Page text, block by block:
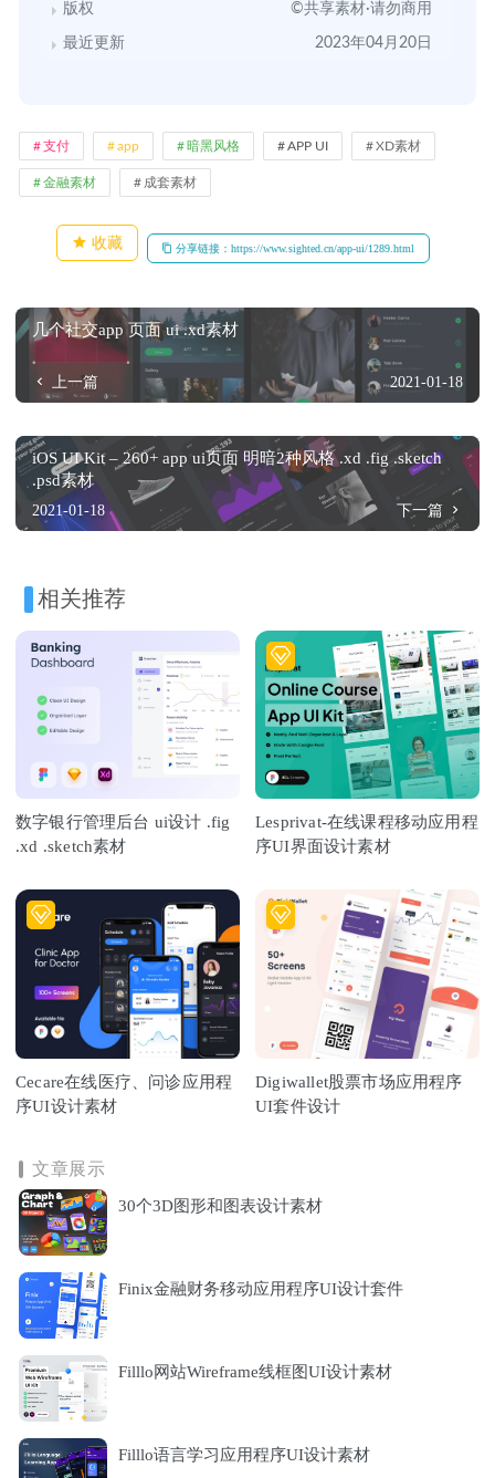
版权 ©共享素材·请勿商用
最近更新 2023年04月20日
支付 app 暗黑风格 APP UI XD素材
金融素材 成套素材
收藏 分享链接：https://www.sighted.cn/app-ui/1289.html
几个社交app 页面 ui .xd素材
上一篇 2021-01-18
iOS UI Kit – 260+ app ui页面 明暗2种风格 .xd .fig .sketch
.psd素材
2021-01-18 下一篇
相关推荐
数字银行管理后台 ui设计 .fig
.xd .sketch素材
Lesprivat-在线课程移动应用程
序UI界面设计素材
Cecare在线医疗、问诊应用程
序UI设计素材
Digiwallet股票市场应用程序
UI套件设计
文章展示
30个3D图形和图表设计素材
Finix金融财务移动应用程序UI设计套件
Filllo网站Wireframe线框图UI设计素材
Filllo语言学习应用程序UI设计素材